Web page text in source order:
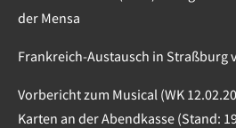
der Mensa
Frankreich-Austausch in Straßburg
Vorbericht zum Musical (WK
Karten an der Abendkasse (Stand: